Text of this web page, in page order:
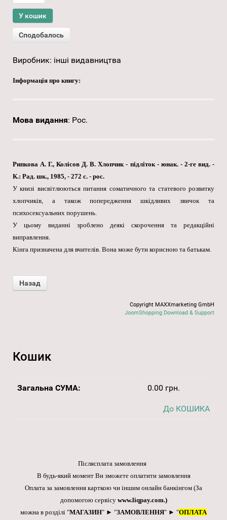
Виробник: інші видавництва
Інформація про книгу:
Мова видання: Рос.
Рипкова А. Г., Колісов Д. В. Хлопчик - підліток - юнак. - 2-ге вид. -
К.: Рад. шк., 1985, - 272 с. - рос.
У книзі висвітлюються питання соматичного та статевого розвитку
хлопчиків, а також попередження шкідливих звичок та
психосексуальних порушень.
У цьому виданні зроблено деякі скорочення та редакційні
виправлення.
Кінга призначена для вчителів. Вона може бути корисною та батькам.
Copyright MAXXmarketing GmbH
JoomShopping Download & Support
Кошик
Загальна СУМА: 0.00 грн.
До КОШИКА
Післясплата замовлення
В будь-який момент Ви зможете оплатити замовлення
Оплата за замовлення карткою чи іншим онлайн банкінгом (За
допомогою сервісу www.liqpay.com.)
можна в розділі "МАГАЗИН" ► "ЗАМОВЛЕННЯ" ► "ОПЛАТА